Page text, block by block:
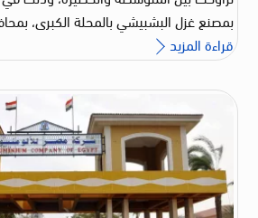
بمصنع غزل البشبيشي بالمحلة الكبرى،
قراءة المزيد